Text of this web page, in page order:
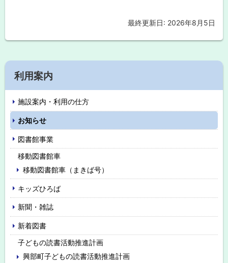
に
戻
最終更新日: 2026年8月5日
イ
ド
・
メ
ュ
ー
利用案内
施設案内・利用の仕方
お知らせ
図書館事業
移動図書館車
移動図書館車（まきば号）
キッズひろば
新聞・雑誌
新着図書
子どもの読書活動推進計画
興部町子どもの読書活動推進計画